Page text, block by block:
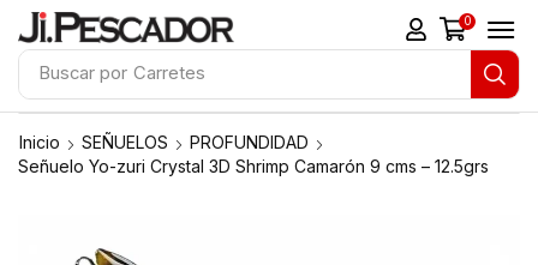
Buscar por Cañas de Pescar
0
Inicio SEÑUELOS
PROFUNDIDAD
Señuelo Yo-zuri Crystal 3D Shrimp Camarón 9 cms – 12.5grs